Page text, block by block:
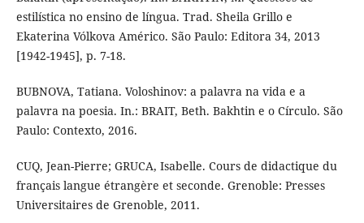
estilística no ensino de língua. Trad. Sheila Grillo e
Ekaterina Vólkova Américo. São Paulo: Editora 34, 2013
[1942-1945], p. 7-18.
BUBNOVA, Tatiana. Voloshinov: a palavra na vida e a
palavra na poesia. In.: BRAIT, Beth. Bakhtin e o Círculo. São
Paulo: Contexto, 2016.
CUQ, Jean-Pierre; GRUCA, Isabelle. Cours de didactique du
français langue étrangère et seconde. Grenoble: Presses
Universitaires de Grenoble, 2011.